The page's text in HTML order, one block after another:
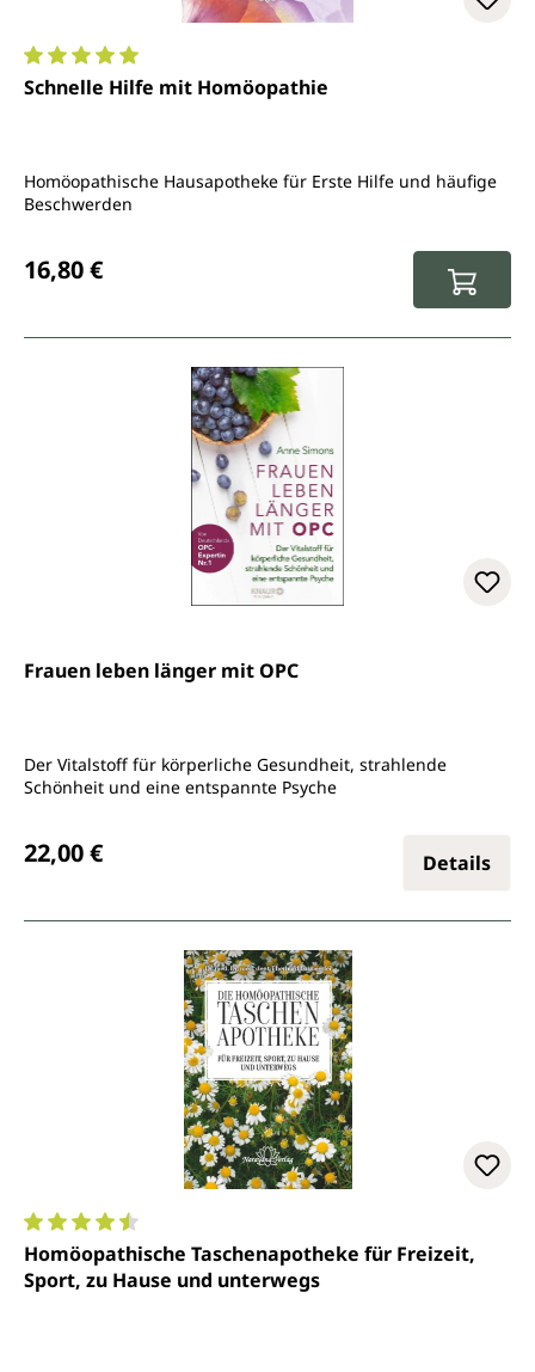
Durchschnittliche Bewertung von 5 von 5 Sternen
Schnelle Hilfe mit Homöopathie
Homöopathische Hausapotheke für Erste Hilfe und häufige
Beschwerden
16,80 €
Frauen leben länger mit OPC
Der Vitalstoff für körperliche Gesundheit, strahlende
Schönheit und eine entspannte Psyche
22,00 € Details
Durchschnittliche Bewertung von 4.5 von 5 Sternen
Homöopathische Taschenapotheke für Freizeit,
Sport, zu Hause und unterwegs